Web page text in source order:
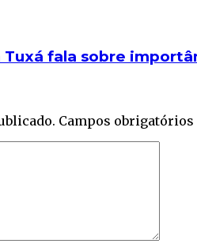
fala sobre
Campos obrigatórios